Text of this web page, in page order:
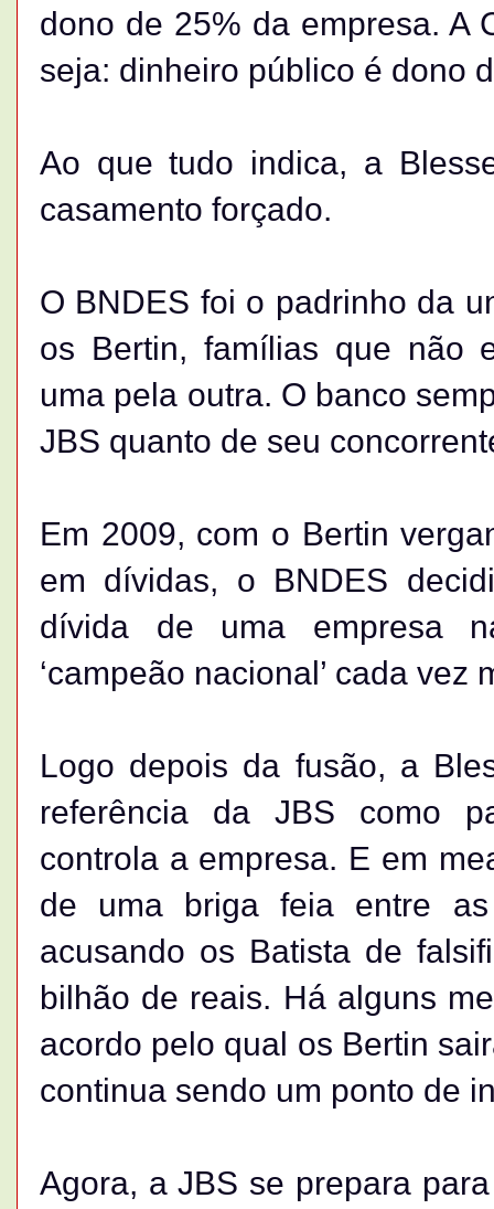
dono de 25% da empresa. A
seja: dinheiro público é dono
Ao que tudo indica, a
casamento forçado.
O BNDES foi o padrinho da
os Bertin, famílias que não
uma pela outra. O banco
JBS quanto de seu
Em 2009, com o Bertin
em dívidas, o BNDES
dívida de uma empresa
‘campeão nacional’ cada vez
Logo depois da fusão, a
referência da JBS como
controla a empresa. E em
de uma briga feia entre
acusando os Batista de
bilhão de reais. Há alguns
acordo pelo qual os Bertin
continua sendo um ponto de
Agora, a JBS se prepara